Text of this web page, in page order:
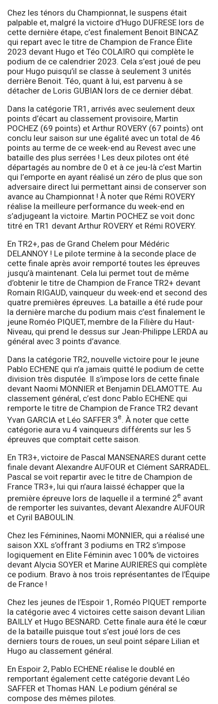
Chez les ténors du Championnat, le suspens était
palpable et, malgré la victoire d’Hugo DUFRESE lors de
cette dernière étape, c’est finalement Benoit BINCAZ
qui repart avec le titre de Champion de France Élite
2023 devant Hugo et Téo COLAIRO qui complète le
podium de ce calendrier 2023. Cela s’est joué de peu
pour Hugo puisqu’il se classe à seulement 3 unités
derrière Benoit. Téo, quant à lui, est parvenu à se
détacher de Loris GUBIAN lors de ce dernier débat.
Dans la catégorie TR1, arrivés avec seulement deux
points d’écart au classement provisoire, Martin
POCHEZ (69 points) et Arthur ROVERY (67 points) ont
conclu leur saison sur une égalité avec un total de 46
points au terme de ce week-end au Revest avec une
bataille des plus serrées ! Les deux pilotes ont été
départagés au nombre de 0 et à ce jeu-là c’est Martin
qui l’emporte en ayant réalisé un zéro de plus que son
adversaire direct lui permettant ainsi de conserver son
avance au Championnat ! À noter que Rémi ROVERY
réalise la meilleure performance du week-end en
s’adjugeant la victoire. Martin POCHEZ se voit donc
titré en TR1 devant Arthur ROVERY et Rémi ROVERY.
En TR2+, pas de Grand Chelem pour Médéric
DELANNOY ! Le pilote termine à la seconde place de
cette finale après avoir remporté toutes les épreuves
jusqu’à maintenant. Cela lui permet tout de même
d’obtenir le titre de Champion de France TR2+ devant
Romain RIGAUD, vainqueur du week-end et second des
quatre premières épreuves. La bataille a été rude pour
la dernière marche du podium mais c’est finalement le
jeune Roméo PIQUET, membre de la Filière du Haut-
Niveau, qui prend le dessus sur Jean-Philippe LERDA au
général avec 3 points d’avance.
Dans la catégorie TR2, nouvelle victoire pour le jeune
Pablo ECHENE qui n’a jamais quitté le podium de cette
division très disputée. Il s’impose lors de cette finale
devant Naomi MONNIER et Benjamin DELAMOTTE. Au
classement général, c’est donc Pablo ECHENE qui
remporte le titre de Champion de France TR2 devant
Yvan GARCIA et Léo SAFFER 3e. À noter que cette
catégorie aura vu 4 vainqueurs différents sur les 5
épreuves que comptait cette saison.
En TR3+, victoire de Pascal MANSENARES durant cette
finale devant Alexandre AUFOUR et Clément SARRADEL.
Pascal se voit repartir avec le titre de Champion de
France TR3+, lui qui n’aura laissé échapper que la
première épreuve lors de laquelle il a terminé 2e avant
de remporter les suivantes, devant Alexandre AUFOUR
et Cyril BABOULIN.
Chez les Féminines, Naomi MONNIER, qui a réalisé une
saison XXL s’offrant 3 podiums en TR2 s’impose
logiquement en Elite Féminin avec 100% de victoires
devant Alycia SOYER et Marine AURIERES qui complète
ce podium. Bravo à nos trois représentantes de l’Équipe
de France !
Chez les jeunes de l’Espoir 1, Roméo PIQUET remporte
la catégorie avec 4 victoires cette saison devant Lilian
BAILLY et Hugo BESNARD. Cette finale aura été le cœur
de la bataille puisque tout s’est joué lors de ces
derniers tours de roues, un seul point sépare Lilian et
Hugo au classement général.
En Espoir 2, Pablo ECHENE réalise le doublé en
remportant également cette catégorie devant Léo
SAFFER et Thomas HAN. Le podium général se
compose des mêmes pilotes.